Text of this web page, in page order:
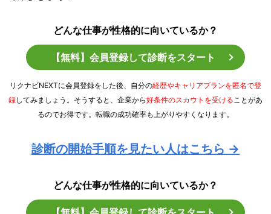
どんな仕事が性格的に向いているか？
【無料】会員登録して診断をスタート
リクナビNEXTに会員登録をした後、自分の経歴やキャリアプランを匿名で登
録してみましょう。そうすると、企業から好条件のスカウトを受けることがあ
るのでお得です。転職の成功確率も上がりやすくなります。
診断の開始手順を見たい人はこちら →
どんな仕事が性格的に向いているか？